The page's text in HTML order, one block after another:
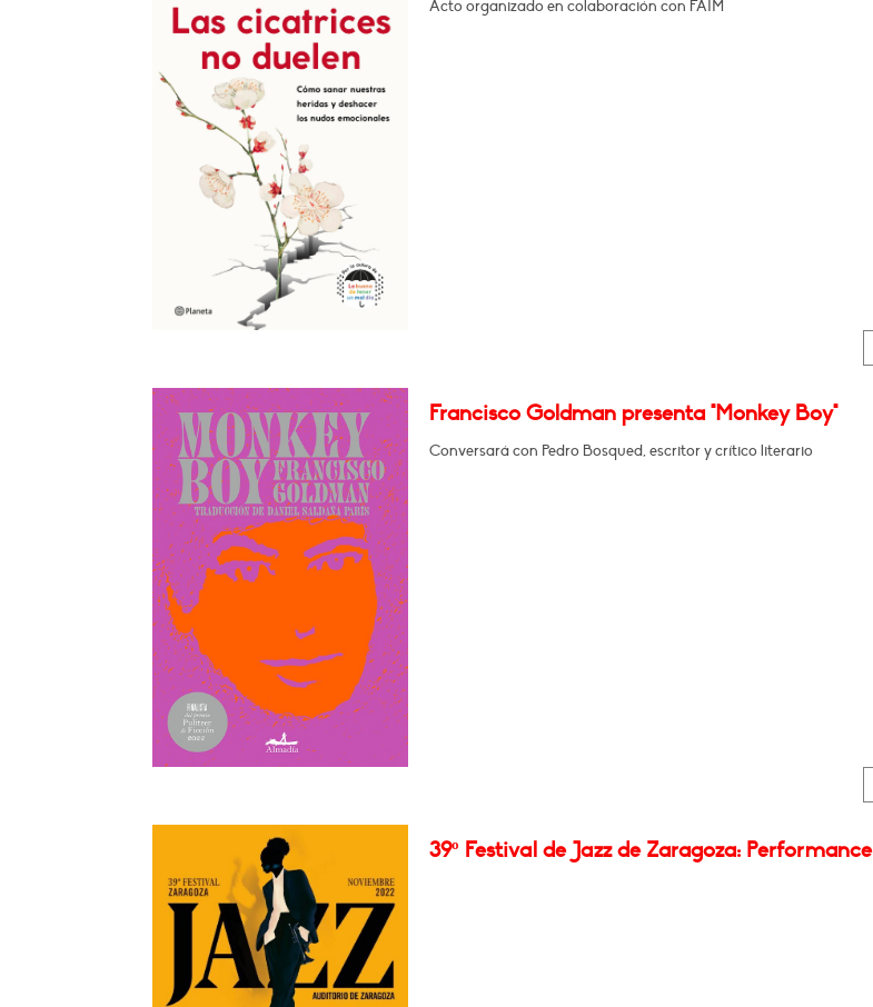
Acto organizado en colaboración con FAIM
Francisco Goldman presenta "Monkey Boy"
Conversará con Pedro Bosqued, escritor y crítico literario
39º Festival de Jazz de Zaragoza: Performance